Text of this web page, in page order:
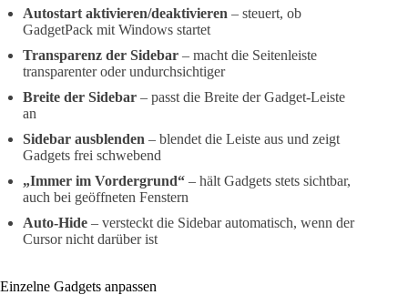
Autostart aktivieren/deaktivieren – steuert, ob
GadgetPack mit Windows startet
Transparenz der Sidebar – macht die Seitenleiste
transparenter oder undurchsichtiger
Breite der Sidebar – passt die Breite der Gadget-Leiste
an
Sidebar ausblenden – blendet die Leiste aus und zeigt
Gadgets frei schwebend
„Immer im Vordergrund“ – hält Gadgets stets sichtbar,
auch bei geöffneten Fenstern
Auto-Hide – versteckt die Sidebar automatisch, wenn der
Cursor nicht darüber ist
Einzelne Gadgets anpassen